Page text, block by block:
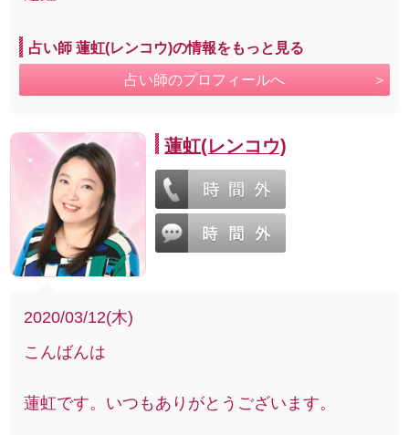
占い師 蓮虹(レンコウ)の情報をもっと見る
占い師のプロフィールへ
蓮虹(レンコウ)
2020/03/12(木)
こんばんは
蓮虹です。いつもありがとうございます。